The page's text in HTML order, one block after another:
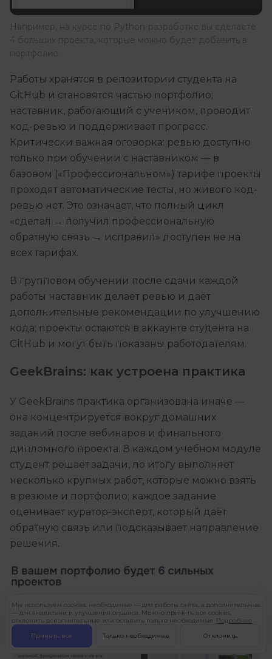
Работы хранятся в репозитории студента на
GitHub и становятся частью портфолио;
наставник, работающий с учеником, проводит
код-ревью и поддерживает прогресс.
Критически важная оговорка: ревью доступно
только при обучении с наставником — в
базовом («Профессиональном») тарифе проекты
проходят автоматические тесты, но живого код-
ревью нет. Это означает, что полный цикл
«сделал → получил профессиональную
обратную связь → исправил» доступен не на
всех тарифах.
В групповом обучении после сдачи каждой
работы наставник делает ревью и даёт
дополнительные рекомендации по улучшению
кода; проекты остаются в аккаунте студента на
GitHub и могут быть показаны работодателям.
GeekBrains: как устроена практика
У GeekBrains практика организована иначе —
она концентрируется вокруг домашних
заданий после вебинаров и финального
дипломного проекта. В каждом учебном модуле
студент решает задачи, по итогу выполняет
несколько крупных работ, которые можно взять
в резюме и портфолио; каждое задание
оценивает куратор-эксперт, который даёт
обратную связь или подсказывает направление
решения.
Мы используем cookies: необходимые — для работы сайта, а дополнительные
— для аналитики и улучшения сервиса. Можно принять все cookies,
отклонить дополнительные или оставить только необходимые. Подробнее
Принять все
Только необходимые Отклонить